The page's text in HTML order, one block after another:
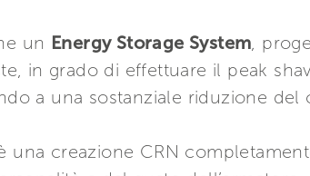
un Energy Storage System ,
in grado di effettuare il peak
a una sostanziale riduzione
una creazione CRN